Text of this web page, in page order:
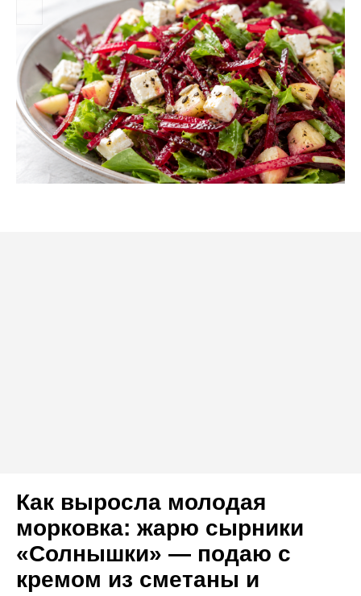
Как выросла молодая
морковка: жарю сырники
«Солнышки» — подаю с
кремом из сметаны и